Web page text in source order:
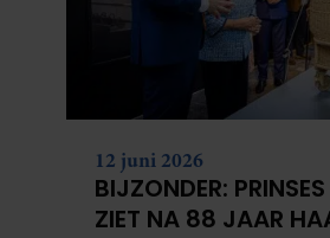
12 juni 2026
BIJZONDER:
ZIET NA 88 JAAR